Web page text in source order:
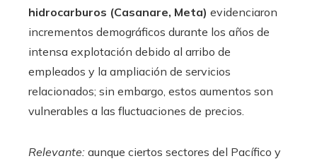
hidrocarburos (Casanare, Meta) evidenciaron
incrementos demográficos durante los años de
intensa explotación debido al arribo de
empleados y la ampliación de servicios
relacionados; sin embargo, estos aumentos son
vulnerables a las fluctuaciones de precios.
Relevante: aunque ciertos sectores del Pacífico y